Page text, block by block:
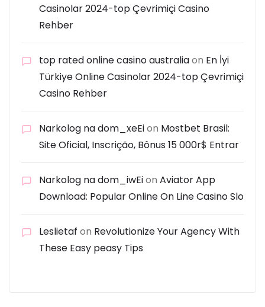
Casinolar 2024-top Çevrimiçi Casino
Rehber
top rated online casino australiaon En İyi
Türkiye Online Casinolar 2024-top Çevrimiçi
Casino Rehber
Narkolog na dom_xeEion Mostbet Brasil:
Site Oficial, Inscrição, Bônus 15 000r$ Entrar
Narkolog na dom_iwEion Aviator App
Download: Popular Online On Line Casino Slo
Leslietaf on Revolutionize Your Agency With
These Easy peasy Tips